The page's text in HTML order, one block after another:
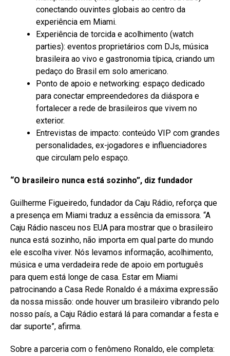
conectando ouvintes globais ao centro da
experiência em Miami.
Experiência de torcida e acolhimento (watch
parties): eventos proprietários com DJs, música
brasileira ao vivo e gastronomia típica, criando um
pedaço do Brasil em solo americano.
Ponto de apoio e networking: espaço dedicado
para conectar empreendedores da diáspora e
fortalecer a rede de brasileiros que vivem no
exterior.
Entrevistas de impacto: conteúdo VIP com grandes
personalidades, ex-jogadores e influenciadores
que circulam pelo espaço.
“O brasileiro nunca está sozinho”, diz fundador
Guilherme Figueiredo, fundador da Caju Rádio, reforça que
a presença em Miami traduz a essência da emissora. “A
Caju Rádio nasceu nos EUA para mostrar que o brasileiro
nunca está sozinho, não importa em qual parte do mundo
ele escolha viver. Nós levamos informação, acolhimento,
música e uma verdadeira rede de apoio em português
para quem está longe de casa. Estar em Miami
patrocinando a Casa Rede Ronaldo é a máxima expressão
da nossa missão: onde houver um brasileiro vibrando pelo
nosso país, a Caju Rádio estará lá para comandar a festa e
dar suporte”, afirma.
Sobre a parceria com o fenômeno Ronaldo, ele completa: